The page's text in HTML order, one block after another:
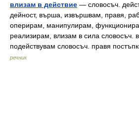
влизам в действие — словосъч.
дейност, върша, извършвам, правя,
оперирам, манипулирам,
реализирам, влизам в сила словосъч.
подействувам словосъч. правя
речник